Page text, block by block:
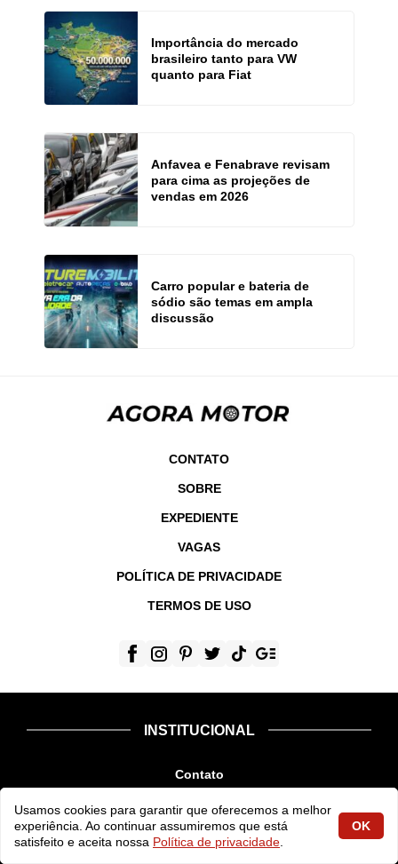
Importância do mercado
brasileiro tanto para VW
quanto para Fiat
Anfavea e Fenabrave revisam
para cima as projeções de
vendas em 2026
Carro popular e bateria de
sódio são temas em ampla
discussão
CONTATO
SOBRE
EXPEDIENTE
VAGAS
POLÍTICA DE PRIVACIDADE
TERMOS DE USO
INSTITUCIONAL
Contato
Expediente
Usamos cookies para garantir que oferecemos a melhor
experiência. Ao continuar assumiremos que está
satisfeito e aceita nossa Política de privacidade
OK